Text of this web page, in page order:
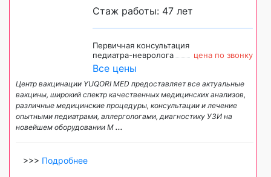
Стаж работы: 47 лет
Первичная консультация
педиатра-невролога
цена по звонку
Все цены
Центр вакцинации YUQORI MED предоставляет все актуальные
вакцины, широкий спектр качественных медицинских анализов,
различные медицинские процедуры, консультации и лечение
опытными педиатрами, аллергологами, диагностику УЗИ на
новейшем оборудовании М ...
>>> Подробнее